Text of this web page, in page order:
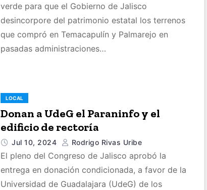
verde para que el Gobierno de Jalisco
desincorpore del patrimonio estatal los terrenos
que compró en Temacapulín y Palmarejo en
pasadas administraciones…
LOCAL
Donan a UdeG el Paraninfo y el
edificio de rectoría
Jul 10, 2024 Rodrigo Rivas Uribe
El pleno del Congreso de Jalisco aprobó la
entrega en donación condicionada, a favor de la
Universidad de Guadalajara (UdeG) de los